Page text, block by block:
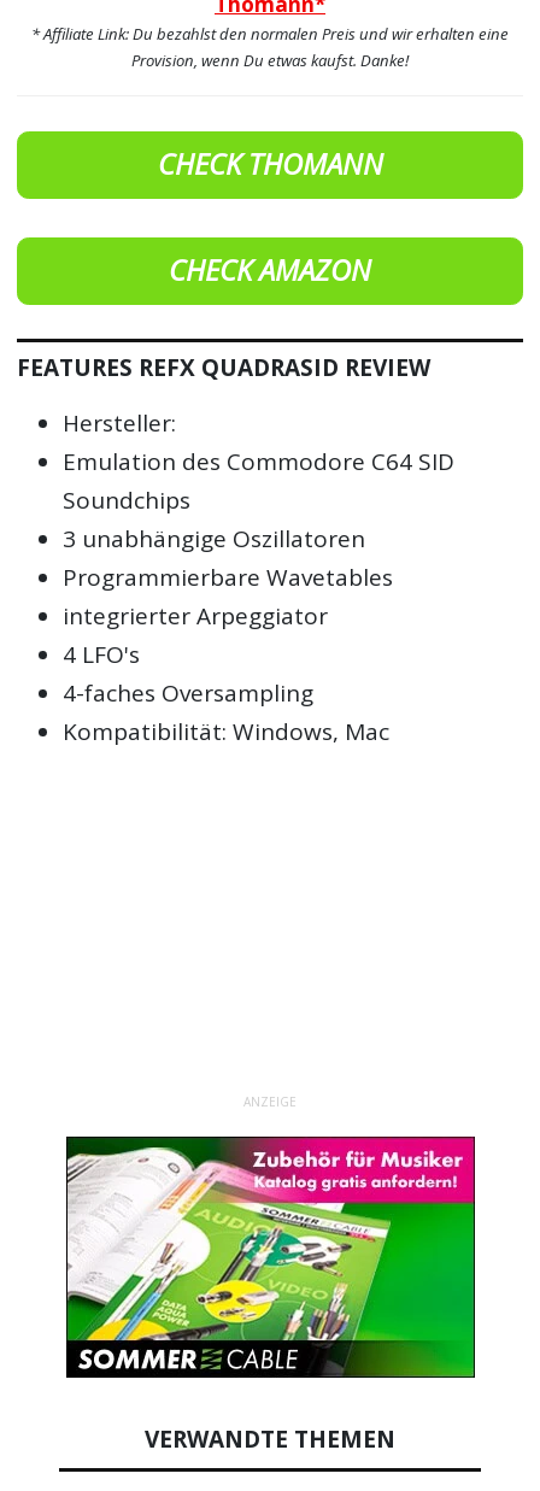
* Affiliate Link: Du bezahlst den normalen Preis und wir erhalten eine
Provision, wenn Du etwas kaufst. Danke!
CHECK THOMANN
CHECK AMAZON
FEATURES REFX QUADRASID REVIEW
Hersteller:
Emulation des Commodore C64 SID
Soundchips
3 unabhängige Oszillatoren
Programmierbare Wavetables
integrierter Arpeggiator
4 LFO's
4-faches Oversampling
Kompatibilität: Windows, Mac
ANZEIGE
VERWANDTE THEMEN